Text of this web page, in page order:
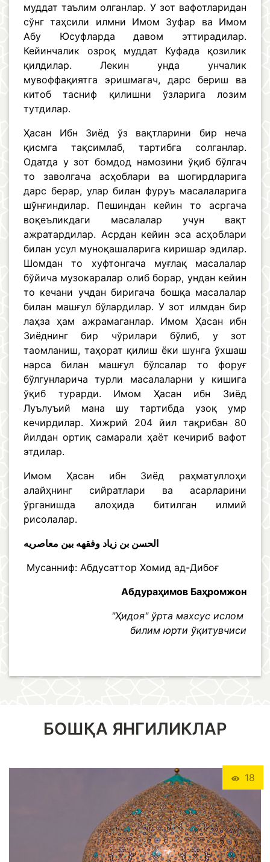
муддат таълим олганлар. У зот вафотларидан
сўнг таҳсили илмни Имом Зуфар ва Имом
Абу Юсуфларда давом эттирадилар.
Кейинчалик озроқ муддат Куфада қозилик
қилдилар. Лекин унда унчалик
мувоффақиятга эришмагач, дарс бериш ва
китоб тасниф қилишни ўзларига лозим
тутдилар.
Ҳасан Ибн Зиёд ўз вақтларини бир неча
қисмга тақсимлаб, тартибга солганлар.
Одатда у зот бомдод намозини ўқиб бўлгач
то заволгача асҳоблари ва шогирдларига
дарс берар, улар билан фуруъ масалаларига
шўнғиндилар. Пешиндан кейин то асргача
воқеъликдаги масалалар учун вақт
ажратардилар. Асрдан кейин эса асҳоблари
билан усул муноқашаларига киришар эдилар.
Шомдан то хуфтонгача муғлақ масалалар
бўйича музокаралар олиб борар, ундан кейин
то кечани учдан биригача бошқа масалалар
билан машғул бўлардилар. У зот илмдан бир
лаҳза ҳам ажрамаганлар. Имом Ҳасан ибн
Зиёднинг бир чўрилари бўлиб, у зот
таомланиш, таҳорат қилиш ёки шунга ўхшаш
нарса билан машғул бўлсалар то форуғ
бўлгунларича турли масалаларни у кишига
ўқиб турарди. Имом Ҳасан ибн Зиёд
Луълуъий мана шу тартибда узоқ умр
кечирдилар. Хижрий 204 йил тақрибан 80
йилдан ортиқ самарали ҳаёт кечириб вафот
этдилар.
Имом Ҳасан ибн Зиёд раҳматуллоҳи
алайҳнинг сийратлари ва асарларини
ўрганишда алоҳида битилган илмий
рисолалар.
Мусанниф: Абдусаттор Хомид ад-Дибоғ
Абдураҳимов Баҳромжон
"Ҳидоя" ўрта махсус ислом
билим юрти ўқитувчиси
БОШҚА ЯНГИЛИКЛАР
18